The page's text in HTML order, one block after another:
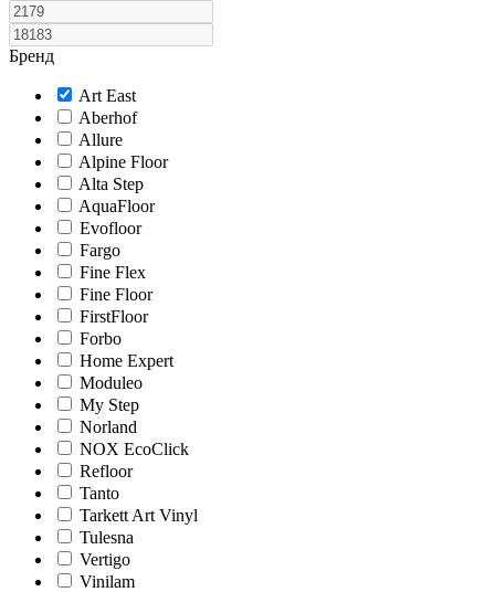
Бренд
Art East
Aberhof
Allure
Alpine Floor
Alta Step
AquaFloor
Evofloor
Fargo
Fine Flex
Fine Floor
FirstFloor
Forbo
Home Expert
Moduleo
My Step
Norland
NOX EcoClick
Refloor
Tanto
Tarkett Art Vinyl
Tulesna
Vertigo
Vinilam